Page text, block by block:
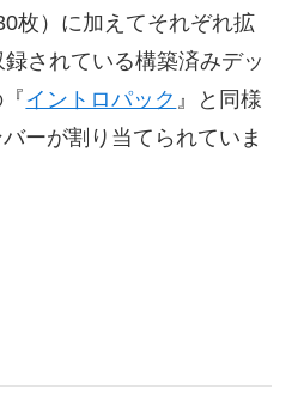
枚）に加えてそれぞれ拡
されている構築済みデッ
イントロパック 』と同様
ーが割り当てられていま